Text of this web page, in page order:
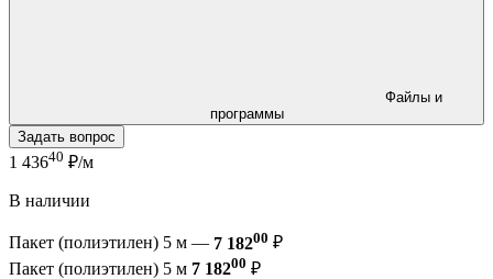
программы
Задать вопрос
1 43640 ₽/м
В наличии
Пакет (полиэтилен) 5 м — 7 18200 ₽
Пакет (полиэтилен) 5 м 7 18200 ₽